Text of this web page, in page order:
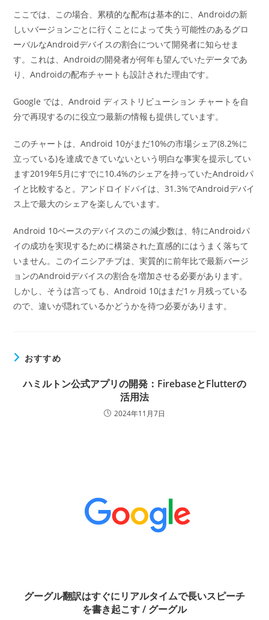
ここでは、この場合、累積的な配布は基本的に、Androidの新
しいバージョンごとに行くことによって失う可能性のあるグロ
ーバルなAndroidデバイスの割合について開発者に知らせま
す。これは、Androidの開発者が何年も望んでいたデータであ
り、Androidの配布チャートも設計された理由です。
Google では、Android ディストリビューション チャートを自
分で再現するのに役立つ最新の情報も提供しています。
このチャートは、Android 10がまだ10%の市場シェア(8.2%に
立っている)を達成できていないという明白な事実を提示してい
ます2019年5月にすでに10.4%のシェアを持っていたAndroidパ
イと比較すると。アンドロイドパイは、31.3%でAndroidデバイ
ス上で最大のシェアを楽しんでいます。
Android 10ベースのデバイスのこの減少数は、特にAndroidパ
イの成功を実現するために構築された直感的にはうまく落ちて
いません。このイニシアチブは、実質的に前年比で最新バージ
ョンのAndroidデバイスの割合を増加させる必要があります。
しかし、そうは言っても、Android 10はまだ1ヶ月残っている
ので、違いが隠れているかどうかを待つ必要があります。
おすすめ
ハミルトン公式アプリの開発：FirebaseとFlutterの
活用法
2024年11月7日
グーグル翻訳はすぐにリアルタイムで長いスピーチ
を書き起こす / グーグル